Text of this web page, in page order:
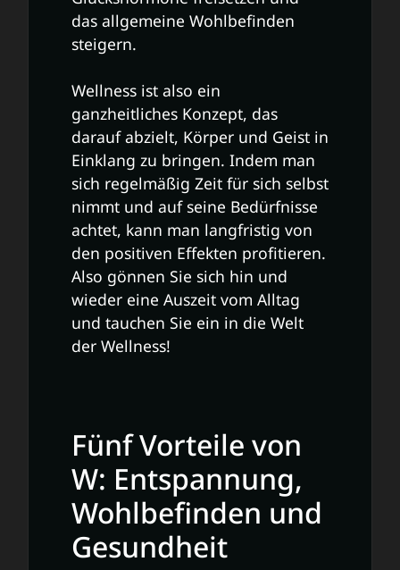
das allgemeine Wohlbefinden
steigern.
Wellness ist also ein
ganzheitliches Konzept, das
darauf abzielt, Körper und Geist in
Einklang zu bringen. Indem man
sich regelmäßig Zeit für sich selbst
nimmt und auf seine Bedürfnisse
achtet, kann man langfristig von
den positiven Effekten profitieren.
Also gönnen Sie sich hin und
wieder eine Auszeit vom Alltag
und tauchen Sie ein in die Welt
der Wellness!
Fünf Vorteile von
W: Entspannung,
Wohlbefinden und
Gesundheit